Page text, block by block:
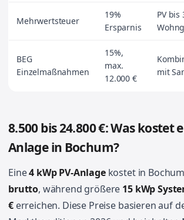
Mehrwertsteuer
19%
Ersparnis
PV bis
BEG
Einzelmaßnahmen
15%,
max.
12.000 €
mit
8.500 bis 24.800 €: Was kostet
Anlage in Bochum?
Eine4 kWp PV-Anlagekostet in
brutto, während größere 15 kWp
€erreichen. Diese Preise basieren auf